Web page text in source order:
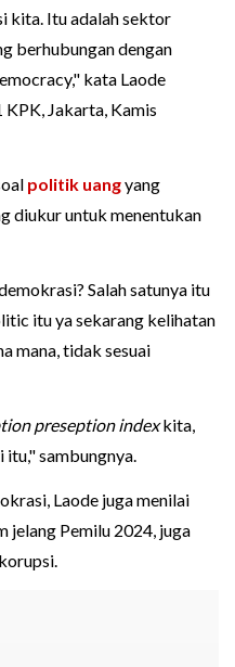
kita. Itu adalah sektor
berhubungan dengan
kata Laode
Jakarta, Kamis
politik uangyang
diukur untuk menentukan
Salah satunya itu
itu ya sekarang kelihatan
mana, tidak sesuai
preseption indexkita,
sambungnya.
Laode juga menilai
jelang Pemilu 2024, juga